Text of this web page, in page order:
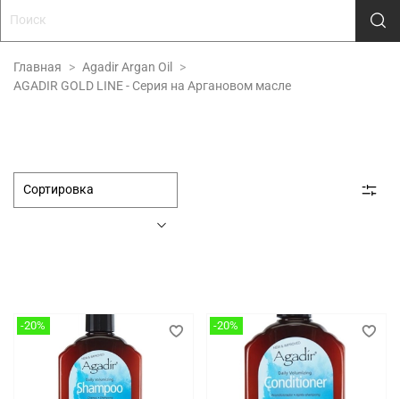
Главная
Agadir Argan Oil
AGADIR GOLD LINE - Серия на Аргановом масле
-20% -20%